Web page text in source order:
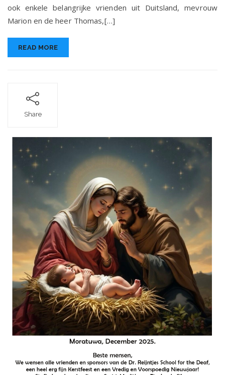
ook enkele belangrijke vrienden uit Duitsland, mevrouw
Marion en de heer Thomas,[…]
READ MORE
Share